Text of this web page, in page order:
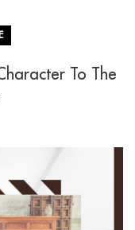
To The